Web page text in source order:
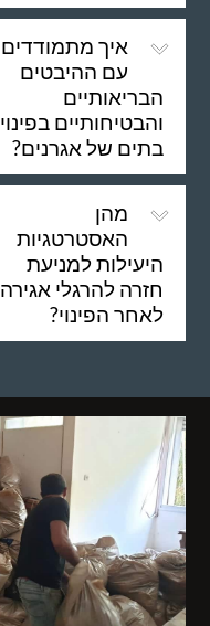
איך מתמודדים
עם ההיבטים
הבריאותיים
והבטיחותיים בפינוי
בתים של אגרנים?
מהן
האסטרטגיות
היעילות למניעת
חזרה להרגלי אגירה
לאחר הפינוי?